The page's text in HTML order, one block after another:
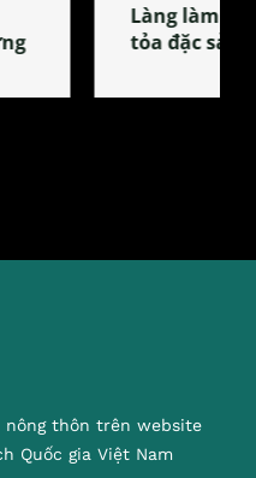
Nhi – nơi lan
nông thôn trên website
Quốc gia Việt Nam